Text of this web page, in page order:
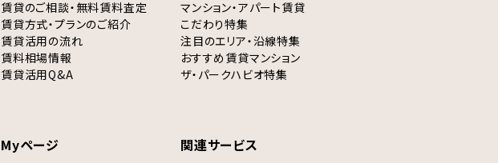
賃貸のご相談・無料賃料査定
賃貸方式・プランのご紹介
賃貸活用の流れ
賃料相場情報
賃貸活用Q&A
マンション・アパート賃貸
こだわり特集
注目のエリア・沿線特集
おすすめ賃貸マンション
ザ・パークハビオ特集
Myページ 関連サービス